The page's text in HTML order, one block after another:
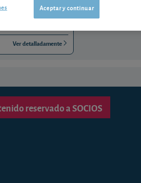
Ver detalladamente
reservado a SOCIOS
Aceptar y continuar